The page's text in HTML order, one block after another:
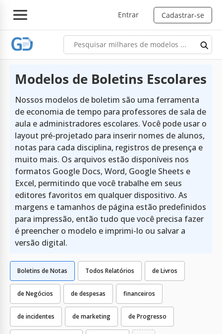
Entrar Cadastrar-se
Modelos de Boletins Escolares
Nossos modelos de boletim são uma ferramenta
de economia de tempo para professores de sala de
aula e administradores escolares. Você pode usar o
layout pré-projetado para inserir nomes de alunos,
notas para cada disciplina, registros de presença e
muito mais. Os arquivos estão disponíveis nos
formatos Google Docs, Word, Google Sheets e
Excel, permitindo que você trabalhe em seus
editores favoritos em qualquer dispositivo. As
margens e tamanhos de página estão predefinidos
para impressão, então tudo que você precisa fazer
é preencher o modelo e imprimi-lo ou salvar a
versão digital.
Todos Relatórios de Livros
de Negócios de despesas financeiros
de incidentes de marketing de Progresso
Boletins de Notas